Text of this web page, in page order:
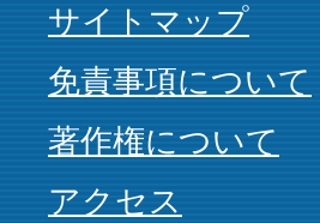
サイトマップ
免責事項について
著作権について
アクセス